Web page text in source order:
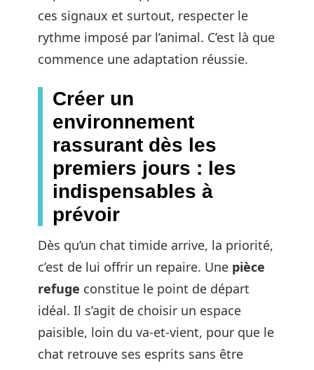
ces signaux et surtout, respecter le
rythme imposé par l’animal. C’est là que
commence une adaptation réussie.
Créer un
environnement
rassurant dès les
premiers jours : les
indispensables à
prévoir
Dès qu’un chat timide arrive, la priorité,
c’est de lui offrir un repaire. Une pièce
refuge constitue le point de départ
idéal. Il s’agit de choisir un espace
paisible, loin du va-et-vient, pour que le
chat retrouve ses esprits sans être